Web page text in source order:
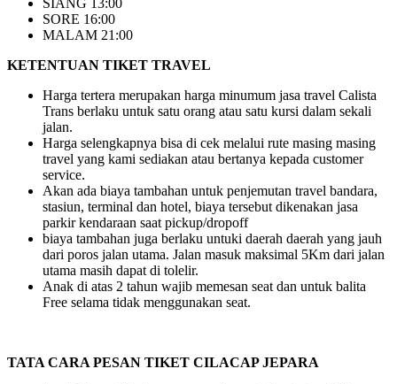
SIANG 13:00
SORE 16:00
MALAM 21:00
KETENTUAN TIKET TRAVEL
Harga tertera merupakan harga minumum jasa travel Calista
Trans berlaku untuk satu orang atau satu kursi dalam sekali
jalan.
Harga selengkapnya bisa di cek melalui rute masing masing
travel yang kami sediakan atau bertanya kepada customer
service.
Akan ada biaya tambahan untuk penjemutan travel bandara,
stasiun, terminal dan hotel, biaya tersebut dikenakan jasa
parkir kendaraan saat pickup/dropoff
biaya tambahan juga berlaku untuki daerah daerah yang jauh
dari poros jalan utama. Jalan masuk maksimal 5Km dari jalan
utama masih dapat di tolelir.
Anak di atas 2 tahun wajib memesan seat dan untuk balita
Free selama tidak menggunakan seat.
TATA CARA PESAN TIKET CILACAP JEPARA